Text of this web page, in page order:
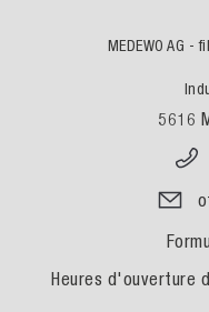
MEDEWO AG -
5616
Heures d'ouverture